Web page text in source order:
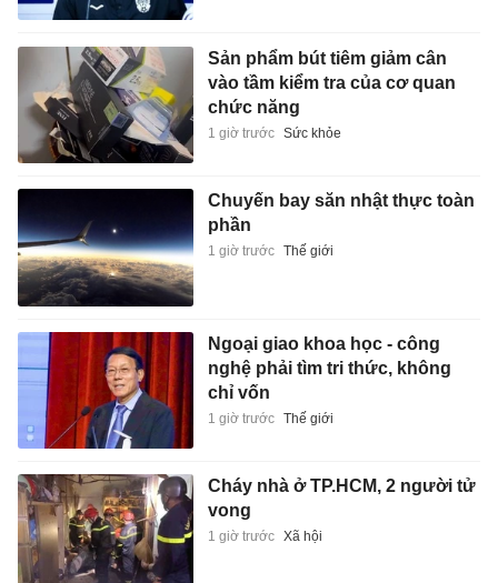
Sản phẩm bút tiêm giảm cân
vào tầm kiểm tra của cơ quan
chức năng
1 giờ trước Sức khỏe
Chuyến bay săn nhật thực toàn
phần
1 giờ trước Thế giới
Ngoại giao khoa học - công
nghệ phải tìm tri thức, không
chỉ vốn
1 giờ trước Thế giới
Cháy nhà ở TP.HCM, 2 người tử
vong
1 giờ trước Xã hội